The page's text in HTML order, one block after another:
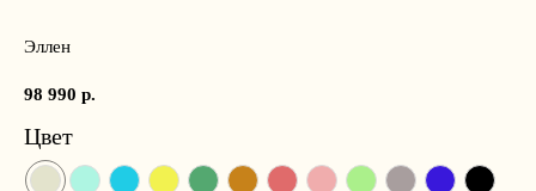
Эллен
98 990 р.
Цвет